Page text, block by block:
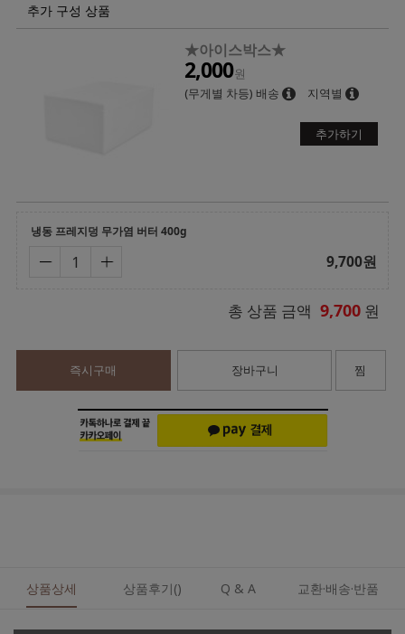
추가 구성 상품
★아이스박스★
2,000원
(무게별 차등) 배송
지역별
추가하기
냉동 프레지덩 무가염 버터 400g
9,700원
총 상품 금액 9,700 원
즉시구매 장바구니 찜
상품상세 상품후기() Q & A 교환·배송·반품